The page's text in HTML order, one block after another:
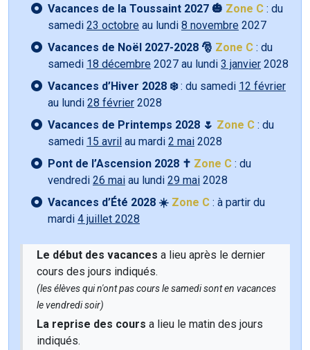
Vacances de la Toussaint 2027 🎃 Zone C : du
samedi 23 octobre au lundi 8 novembre 2027
Vacances de Noël 2027-2028 🎅 Zone C : du
samedi 18 décembre 2027 au lundi 3 janvier 2028
Vacances d’Hiver 2028 ❄️: du samedi 12 février
au lundi 28 février 2028
Vacances de Printemps 2028 🌷 Zone C : du
samedi 15 avril au mardi 2 mai 2028
Pont de l’Ascension 2028 ✝️ Zone C : du
vendredi 26 mai au lundi 29 mai 2028
Vacances d’Été 2028 ☀️ Zone C : à partir du
mardi 4 juillet 2028
Le début des vacances a lieu après le dernier
cours des jours indiqués.
(les élèves qui n'ont pas cours le samedi sont en vacances
le vendredi soir)
La reprise des cours a lieu le matin des jours
indiqués.